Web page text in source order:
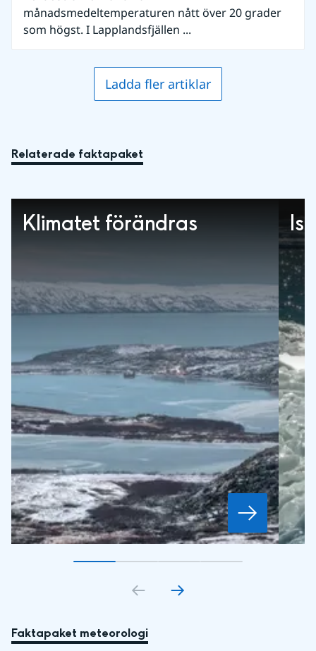
månadsmedeltemperaturen nått över 20 grader
som högst. I Lapplandsfjällen ...
Ladda fler artiklar
Relaterade faktapaket
Klimatet förändras Is
Gå till bildkort1
Gå till bildkort2
Gå till bildkort3
Gå till bildkort
Faktapaket meteorologi